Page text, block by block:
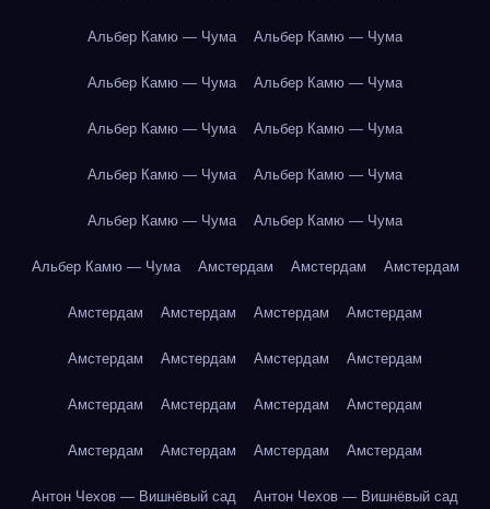
Альбер Камю — Чума Альбер Камю — Чума
Альбер Камю — Чума Альбер Камю — Чума
Альбер Камю — Чума Альбер Камю — Чума
Альбер Камю — Чума Альбер Камю — Чума
Альбер Камю — Чума Альбер Камю — Чума
Альбер Камю — Чума Амстердам Амстердам Амстердам
Амстердам Амстердам Амстердам Амстердам
Амстердам Амстердам Амстердам Амстердам
Амстердам Амстердам Амстердам Амстердам
Амстердам Амстердам Амстердам Амстердам
Антон Чехов — Вишнёвый сад Антон Чехов — Вишнёвый сад